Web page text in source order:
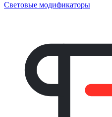
Световые модификаторы